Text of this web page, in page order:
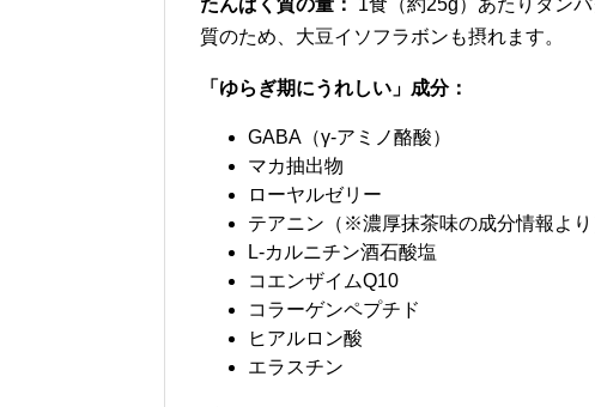
たんぱく質の量：
1食（約25g）あたりタン
質のため、大豆イソフラボンも摂れます。
「ゆらぎ期にうれしい」成分：
GABA（γ-アミノ酪酸）
マカ抽出物
ローヤルゼリー
テアニン（※濃厚抹茶味の成分情報より
L-カルニチン酒石酸塩
コエンザイムQ10
コラーゲンペプチド
ヒアルロン酸
エラスチン